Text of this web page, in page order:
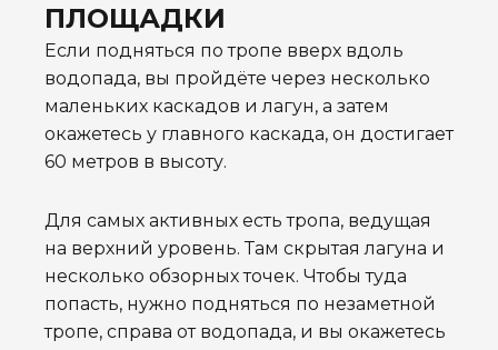
ПЛОЩАДКИ
Если подняться по тропе вверх вдоль
водопада, вы пройдёте через несколько
маленьких каскадов и лагун, а затем
окажетесь у главного каскада, он достигает
60 метров в высоту.
Для самых активных есть тропа, ведущая
на верхний уровень. Там скрытая лагуна и
несколько обзорных точек. Чтобы туда
попасть, нужно подняться по незаметной
тропе, справа от водопада, и вы окажетесь